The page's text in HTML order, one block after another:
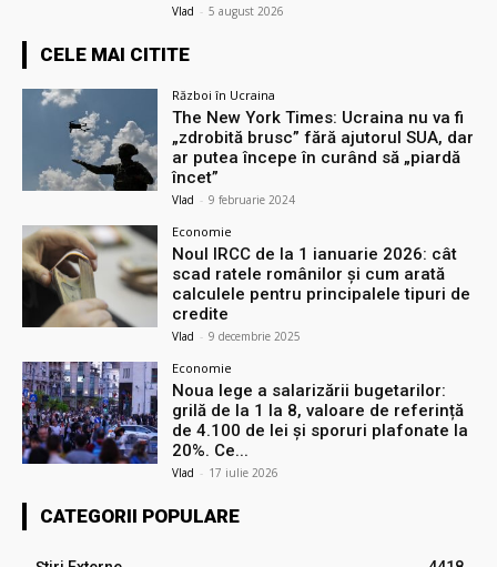
Vlad - 5 august 2026
CELE MAI CITITE
Război în Ucraina
The New York Times: Ucraina nu va fi
„zdrobită brusc” fără ajutorul SUA, dar
ar putea începe în curând să „piardă
încet”
Vlad - 9 februarie 2024
Economie
Noul IRCC de la 1 ianuarie 2026: cât
scad ratele românilor și cum arată
calculele pentru principalele tipuri de
credite
Vlad - 9 decembrie 2025
Economie
Noua lege a salarizării bugetarilor:
grilă de la 1 la 8, valoare de referință
de 4.100 de lei și sporuri plafonate la
20%. Ce...
Vlad - 17 iulie 2026
CATEGORII POPULARE